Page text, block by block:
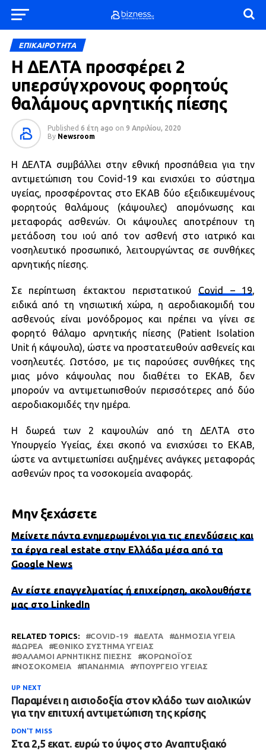
ΕΠΙΚΑΙΡΟΤΗΤΑ
Η ΔΕΛΤΑ προσφέρει 2
υπερσύγχρονους φορητούς
θαλάμους αρνητικής πίεσης
Published 6 έτη ago on 9 Απριλίου, 2020
By Newsroom
Η ΔΕΛΤΑ συμβάλλει στην εθνική προσπάθεια για την
αντιμετώπιση του Covid-19 και ενισχύει το σύστημα
υγείας, προσφέροντας στο ΕΚΑΒ δύο εξειδικευμένους
φορητούς θαλάμους (κάψουλες) απομόνωσης και
μεταφοράς ασθενών. Οι κάψουλες αποτρέπουν τη
μετάδοση του ιού από τον ασθενή στο ιατρικό και
νοσηλευτικό προσωπικό, λειτουργώντας σε συνθήκες
αρνητικής πίεσης.
Σε περίπτωση έκτακτου περιστατικού Covid – 19,
ειδικά από τη νησιωτική χώρα, η αεροδιακομιδή του
ασθενούς είναι μονόδρομος και πρέπει να γίνει σε
φορητό θάλαμο αρνητικής πίεσης (Patient Isolation
Unit ή κάψουλα), ώστε να προστατευθούν ασθενείς και
νοσηλευτές. Ωστόσο, με τις παρούσες συνθήκες της
μιας μόνο κάψουλας που διαθέτει το ΕΚΑΒ, δεν
μπορούν να αντιμετωπισθούν περισσότερες από δύο
αεροδιακομιδές την ημέρα.
Η δωρεά των 2 καψουλών από τη ΔΕΛΤΑ στο
Υπουργείο Υγείας, έχει σκοπό να ενισχύσει το ΕΚΑΒ,
ώστε να αντιμετωπίσει αυξημένες ανάγκες μεταφοράς
ασθενών προς τα νοσοκομεία αναφοράς.
Μην ξεχάσετε
Μείνετε πάντα ενημερωμένοι για τις επενδύσεις και
τα έργα real estate στην Ελλάδα μέσα από τα
Google News
Αν είστε επαγγελματίας ή επιχείρηση, ακολουθήστε
μας στο LinkedIn
RELATED TOPICS: COVID-19 ΔΕΛΤΑ
ΔΗΜΌΣΙΑ ΥΓΕΊΑ
ΔΩΡΕΆ
ΕΘΝΙΚΌ ΣΎΣΤΗΜΑ ΥΓΕΊΑΣ
ΘΆΛΑΜΟΙ ΑΡΝΗΤΙΚΉΣ ΠΊΕΣΗΣ
ΚΟΡΩΝΟΪΌΣ
ΝΟΣΟΚΟΜΕΊΑ
ΠΑΝΔΗΜΊΑ ΥΠΟΥΡΓΕΊΟ ΥΓΕΊΑΣ
UP NEXT
Παραμένει η αισιοδοξία στον κλάδο των αιολικών
για την επιτυχή αντιμετώπιση της κρίσης
DON'T MISS
Στα 2,5 εκατ. ευρώ το ύψος στο Αναπτυξιακό